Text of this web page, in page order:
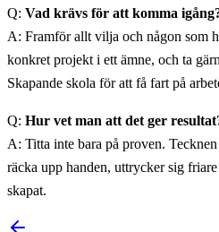
Q: Vad krävs för att komma
A: Framför allt vilja och någon som
konkret projekt i ett ämne, och ta
Skapande skola för att få fart på
Q: Hur vet man att det ger
A: Titta inte bara på proven.
räcka upp handen, uttrycker sig
skapat.